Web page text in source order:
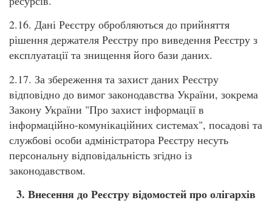
2.16. Дані Реєстру обробляються до прийняття
рішення держателя Реєстру про виведення Реєстру з
експлуатації та знищення його бази даних.
2.17. За збереження та захист даних Реєстру
відповідно до вимог законодавства України, зокрема
Закону України "Про захист інформації в
інформаційно-комунікаційних системах", посадові та
службові особи адміністратора Реєстру несуть
персональну відповідальність згідно із
законодавством.
3. Внесення до Реєстру відомостей про олігархів